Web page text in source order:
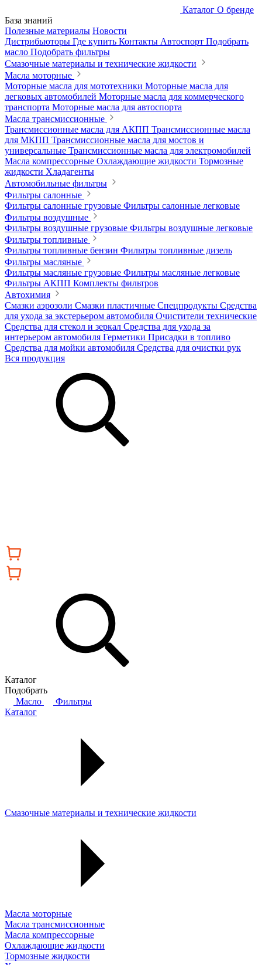
Каталог О бренде
База знаний
Полезные материалы Новости
Дистрибьюторы Где купить Контакты Автоспорт Подобрать
масло Подобрать фильтры
Смазочные материалы и технические жидкости
Масла моторные
Моторные масла для мототехники Моторные масла для
легковых автомобилей Моторные масла для коммерческого
транспорта Моторные масла для автоспорта
Масла трансмиссионные
Трансмиссионные масла для АКПП Трансмиссионные масла
для МКПП Трансмиссионные масла для мостов и
универсальные Трансмиссионные масла для электромобилей
Масла компрессорные Охлаждающие жидкости Тормозные
жидкости Хладагенты
Автомобильные фильтры
Фильтры салонные
Фильтры салонные грузовые Фильтры салонные легковые
Фильтры воздушные
Фильтры воздушные грузовые Фильтры воздушные легковые
Фильтры топливные
Фильтры топливные бензин Фильтры топливные дизель
Фильтры масляные
Фильтры масляные грузовые Фильтры масляные легковые
Фильтры АКПП Комплекты фильтров
Автохимия
Смазки аэрозоли Смазки пластичные Спецпродукты Средства
для ухода за экстерьером автомобиля Очистители технические
Средства для стекол и зеркал Средства для ухода за
интерьером автомобиля Герметики Присадки в топливо
Средства для мойки автомобиля Средства для очистки рук
Вся продукция
Каталог
Подобрать
Масло
Фильтры
Каталог
Смазочные материалы и технические жидкости
Масла моторные
Масла трансмиссионные
Масла компрессорные
Охлаждающие жидкости
Тормозные жидкости